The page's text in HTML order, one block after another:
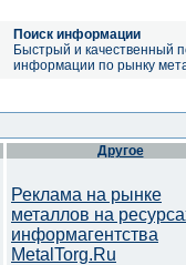
Поиск информации
Быстрый и качественный
информации по рынку
Другое
Реклама на рынке
металлов на
информагентства
MetalTorg.Ru